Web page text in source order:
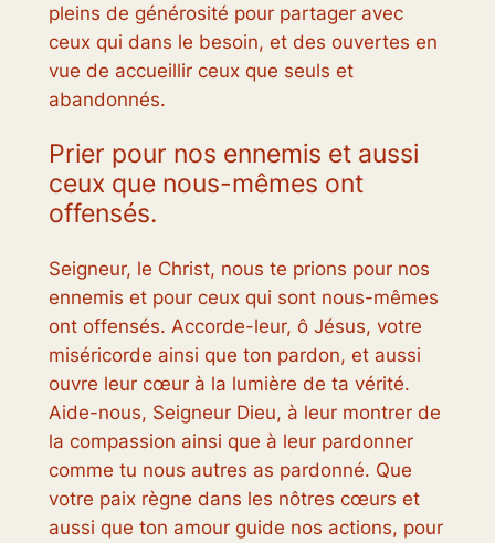
pleins de générosité pour partager avec
ceux qui dans le besoin, et des ouvertes en
vue de accueillir ceux que seuls et
abandonnés.
Prier pour nos ennemis et aussi
ceux que nous-mêmes ont
offensés.
Seigneur, le Christ, nous te prions pour nos
ennemis et pour ceux qui sont nous-mêmes
ont offensés. Accorde-leur, ô Jésus, votre
miséricorde ainsi que ton pardon, et aussi
ouvre leur cœur à la lumière de ta vérité.
Aide-nous, Seigneur Dieu, à leur montrer de
la compassion ainsi que à leur pardonner
comme tu nous autres as pardonné. Que
votre paix règne dans les nôtres cœurs et
aussi que ton amour guide nos actions, pour